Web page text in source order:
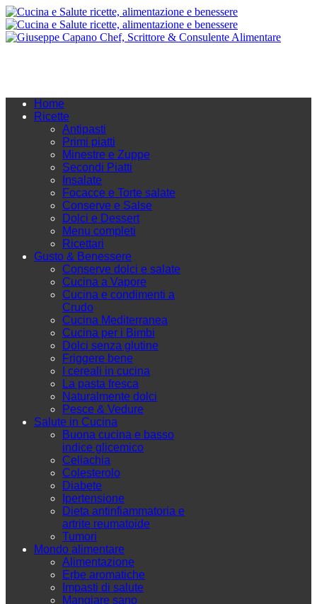
Home
Ricette
Antipasti
Primi piatti
Minestre e Zuppe
Secondi Piatti
Insalate
Focacce e Torte salate
Conserve e Salse
Dolci e Dessert
Menu completi
Ricettari
Gusto & Benessere
Conserve dolci e salate
Cucina a Vapore
Cucina e condimenti a
Crudo
Cucina Mediterranea
Cucina per i Bimbi
Dolci senza glutine
Friggere bene
I cereali in cucina
La pasta fresca
Naturalmente dolci
Pesce & Vedure
Salute in Cucina
Buona cucina e basso
indice glicemico
Celiachia
Colesterolo
Diabete
Ipertensione
Dieta antinfiammatoria e
artrite reumatoide
Tumori
Mondo alimentare
Alimentazione
Erbe aromatiche
Impasti di salute
Mangiare sano